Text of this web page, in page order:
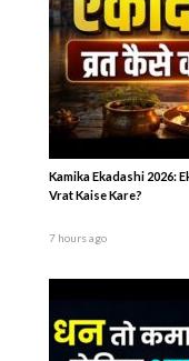
Kamika Ekadashi 2026:
Vrat Kaise Kare?
7 hours ago